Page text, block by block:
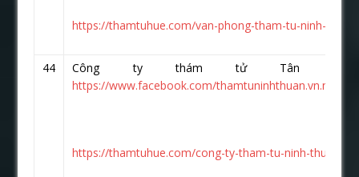
https://thamtuhue.com/van-phong-tham-tu-ninh-
44
Công ty thám tử Tân
https://www.facebook.com/thamtuninhthuan.vn.net/
https://thamtuhue.com/cong-ty-tham-tu-ninh-thuan-